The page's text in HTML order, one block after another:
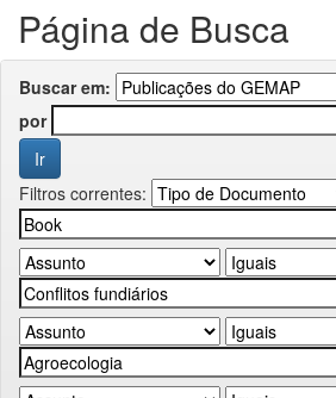
Página de Busca
Buscar em:
por
Filtros correntes: